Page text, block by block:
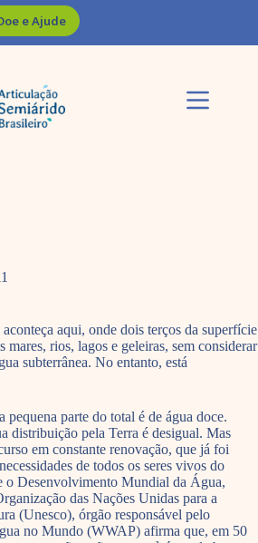
e Ajude
aqui, onde dois terços da superfície
mares, rios, lagos e geleiras, sem considerar
subterrânea. No entanto, está
pequena parte do total é de água doce.
distribuição pela Terra é desigual. Mas
em constante renovação, que já foi
de todos os seres vivos do
o Desenvolvimento Mundial da Água,
das Nações Unidas para a
(Unesco), órgão responsável pelo
no Mundo (WWAP) afirma que, em 50